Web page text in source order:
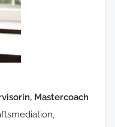
Mastercoach